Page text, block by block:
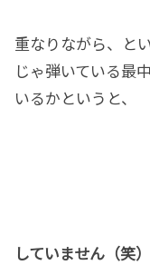
重なりながら、と
じゃ弾いている最
いるかというと、
していません（笑）